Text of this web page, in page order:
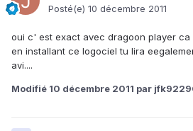
Posté(e) 10 décembre 2011
oui c' est exact avec dragoon player
en installant ce logociel tu lira
avi....
Modifié 10 décembre 2011 par